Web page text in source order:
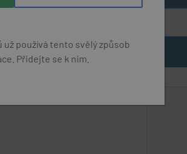
používá tento svělý způsob
Přidejte se k nim.